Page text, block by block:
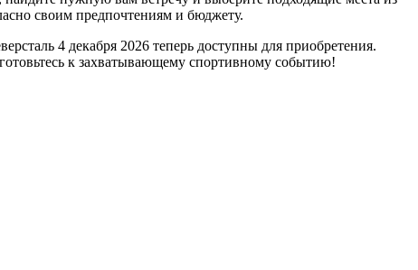
своим предпочтениям и бюджету.
4 декабря 2026 теперь доступны для приобретения.
к захватывающему спортивному событию!